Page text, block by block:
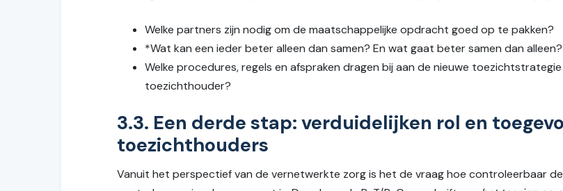
Welke partners zijn nodig om de maatschappelijke opdracht goed op te pakken?
*Wat kan een ieder beter alleen dan samen? En wat gaat beter samen dan alleen?
Welke procedures, regels en afspraken dragen bij aan de nieuwe
toezichthouder?
3.3. Een derde stap: verduidelijken rol en
toezichthouders
Vanuit het perspectief van de vernetwerkte zorg is het de vraag hoe controleerbaar